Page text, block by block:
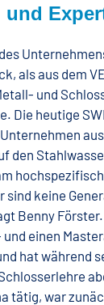
und
als aus dem
und
Die heutige
den
sind keine
Benny
einen
hat während
tätig, war